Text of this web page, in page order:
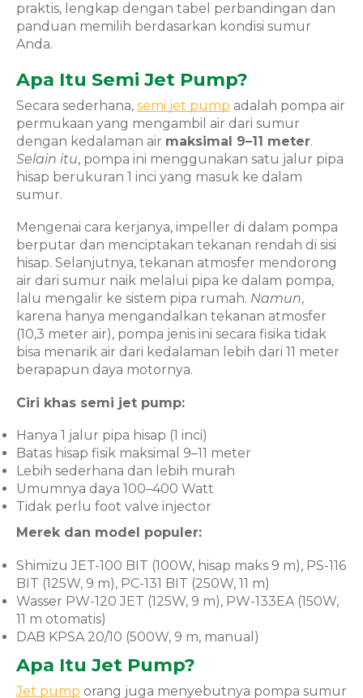
praktis, lengkap dengan tabel perbandingan dan
panduan memilih berdasarkan kondisi sumur
Anda.
Apa Itu Semi Jet Pump?
Secara sederhana, semi jet pump adalah pompa air
permukaan yang mengambil air dari sumur
dengan kedalaman air maksimal 9–11 meter.
Selain itu, pompa ini menggunakan satu jalur pipa
hisap berukuran 1 inci yang masuk ke dalam
sumur.
Mengenai cara kerjanya, impeller di dalam pompa
berputar dan menciptakan tekanan rendah di sisi
hisap. Selanjutnya, tekanan atmosfer mendorong
air dari sumur naik melalui pipa ke dalam pompa,
lalu mengalir ke sistem pipa rumah. Namun,
karena hanya mengandalkan tekanan atmosfer
(10,3 meter air), pompa jenis ini secara fisika tidak
bisa menarik air dari kedalaman lebih dari 11 meter
berapapun daya motornya.
Ciri khas semi jet pump:
Hanya 1 jalur pipa hisap (1 inci)
Batas hisap fisik maksimal 9–11 meter
Lebih sederhana dan lebih murah
Umumnya daya 100–400 Watt
Tidak perlu foot valve injector
Merek dan model populer:
Shimizu JET-100 BIT (100W, hisap maks 9 m), PS-116
BIT (125W, 9 m), PC-131 BIT (250W, 11 m)
Wasser PW-120 JET (125W, 9 m), PW-133EA (150W,
11 m otomatis)
DAB KPSA 20/10 (500W, 9 m, manual)
Apa Itu Jet Pump?
Jet pump orang juga menyebutnya pompa sumur